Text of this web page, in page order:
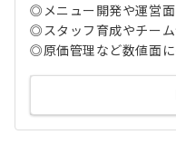
◎メニュー開発や運営
◎スタッフ育成やチー
◎原価管理など数値面